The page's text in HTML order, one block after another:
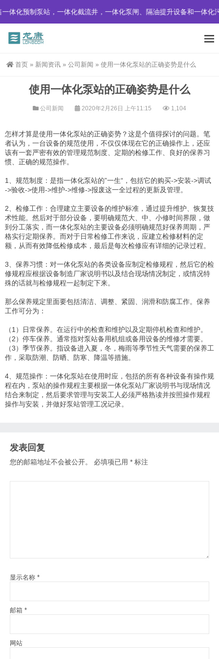
体化预制泵站，一体化截流井，一体化泵闸、隔油提升设备和一体化
首页 » 新闻资讯 » 公司新闻 » 使用一体化泵站的正确姿势是什么
使用一体化泵站的正确姿势是什么
公司新闻 2020年2月26日 上午11:15 1,104
怎样才算是使用一体化泵站的正确姿势？这是个值得探讨的问题。笔
者认为，一台设备的规范使用，不仅仅体现在它的正确操作上，还应
该有一套严密有效的管理规范制度、定期的检修工作、良好的保养习
惯、正确的规范操作。
1、规范制度：是指一体化泵站的”一生“，包括它的购买->安装->调试
->验收->使用->维护->维修->报废这一全过程的更新及管理。
2、检修工作：合理建立主要设备的维护标准，通过提升维护、恢复技
术性能。然后对于部分设备，要明确规范大、中、小修时间界限，做
到分工落实，而一体化泵站的主要设备必须明确规范好保养周期，严
格实行定期保养。而对于日常检修工作来说，应建立检修材料的定
额，从而有效降低检修成本，最后是每次检修应有详细的记录过程。
3、保养习惯：对一体化泵站的各类设备应制定检修规程，然后它的检
修规程应根据设备制造厂家说明书以及结合现场情况制定，或情况特
殊的话就与检修规程一起制定下来。
那么保养规定里面要包括清洁、调整、紧固、润滑和防腐工作。保养
工作可分为：
（1）日常保养。在运行中的检查和维护以及定期停机检查和维护。
（2）停车保养。通常指对泵站备用机组或备用设备的维修才需要。
（3）季节保养。指设备进入夏，冬，梅雨等季节性天气需要的保养工
作，采取防潮、防晒、防寒、降温等措施。
4、规范操作：一体化泵站在使用时应，包括的所有各种设备有操作规
程在内，泵站的操作规程主要根据一体化泵站厂家说明书与现场情况
结合来制定，然后要求管理与安装工人必须严格熟读并按照操作规程
操作与安装，并做好泵站管理工况记录。
发表回复
您的邮箱地址不会被公开。 必填项已用 * 标注
显示名称 *
邮箱 *
网站